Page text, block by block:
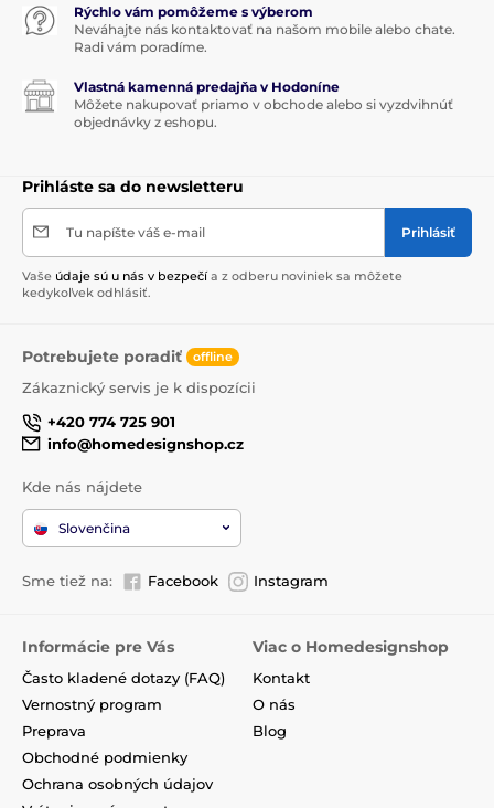
Rýchlo vám pomôžeme s výberom
Neváhajte nás kontaktovať na našom mobile alebo chate.
Radi vám poradíme.
Vlastná kamenná predajňa v Hodoníne
Môžete nakupovať priamo v obchode alebo si vyzdvihnúť
objednávky z eshopu.
Prihláste sa do newsletteru
Tu napíšte váš e-mail Prihlásiť
Vaše údaje sú u nás v bezpečí a z odberu noviniek sa môžete
kedykoľvek odhlásiť.
Potrebujete poradiť offline
Zákaznický servis je k dispozícii
+420 774 725 901
info@homedesignshop.cz
Kde nás nájdete
Slovenčina
Sme tiež na: Facebook Instagram
Informácie pre Vás
Často kladené dotazy (FAQ)
Vernostný program
Preprava
Obchodné podmienky
Ochrana osobných údajov
Viac o Homedesignshop
Kontakt
O nás
Blog